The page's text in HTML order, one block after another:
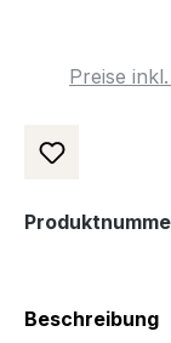
Preise
Beschreibung